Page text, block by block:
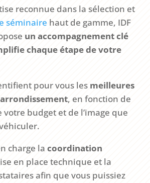
reconnue dans la sélection et
séminaire haut de gamme, IDF
un accompagnement clé
chaque étape de votre
pour vous les meilleures
, en fonction de
budget et de l’image que
charge lacoordination
en place technique et la
afin que vous puissiez